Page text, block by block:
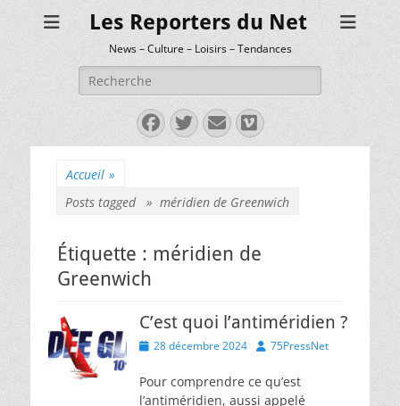
Les Reporters du Net
News – Culture – Loisirs – Tendances
Rechercher :
Facebook
Twitter
E-
mail
Vimeo
Accueil »
Posts tagged » méridien de Greenwich
Étiquette : méridien de
Greenwich
C’est quoi l’antiméridien ?
Posted
28 décembre 2024 Author
75PressNet
Pour comprendre ce qu’est
l’antiméridien, aussi appelé